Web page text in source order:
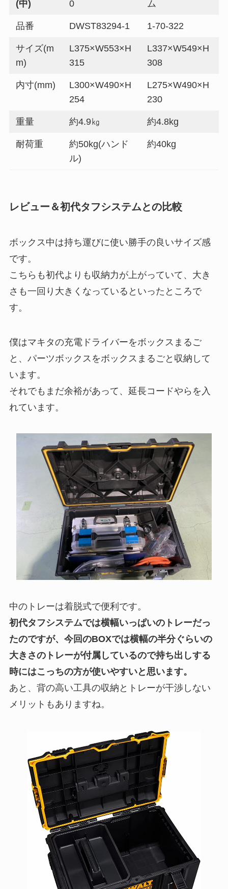
(中) 0 ム
品番 DWST83294-1 1-70-322
サイズ(m
m)
L375×W553×H
315
L337×W549×H
308
内寸(mm)
L300×W490×H
254
L275×W490×H
230
重量 約4.9㎏ 約4.8kg
耐荷重
約50kg(ハンド
ル)
約40kg
レビュー＆初代タフシステムとの比較
ボックス中は持ち運びに使い勝手の良いサイズ感
です。
こちらも初代よりも収納力が上がっていて、大き
さも一回り大きくなっているといったところで
す。
僕はマキタの充電ドライバーをボックスまるご
と、パーツボックスをボックスまるごと収納して
います。
それでもまだ余裕があって、延長コードやらを入
れています。
中のトレーは着脱式で便利です。
初代タフシステムでは横幅いっぱいのトレーだっ
たのですが、今回のBOXでは横幅の半分ぐらいの
大きさのトレーが付属しているので持ち出しする
時にはこっちの方が使いやすいと思います。
あと、背の高い工具の収納とトレーが干渉しない
メリットもありますね。